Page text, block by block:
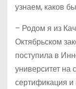
узнаем, каков
– Родом я из
Октябрьском
поступила в
университет на
сертификация и